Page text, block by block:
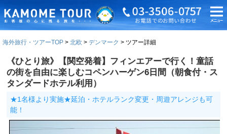
海外旅行・ツアーTOP 北欧 デンマーク ツアー詳細
《ひとり旅》【関空発着】フィンエアーで行く！童話
の街を自由に楽しむコペンハーゲン6日間（朝食付・ス
タンダードホテル利用）
★1名様より実施★延泊・ホテルランク変更・周遊アレンジも可
能！